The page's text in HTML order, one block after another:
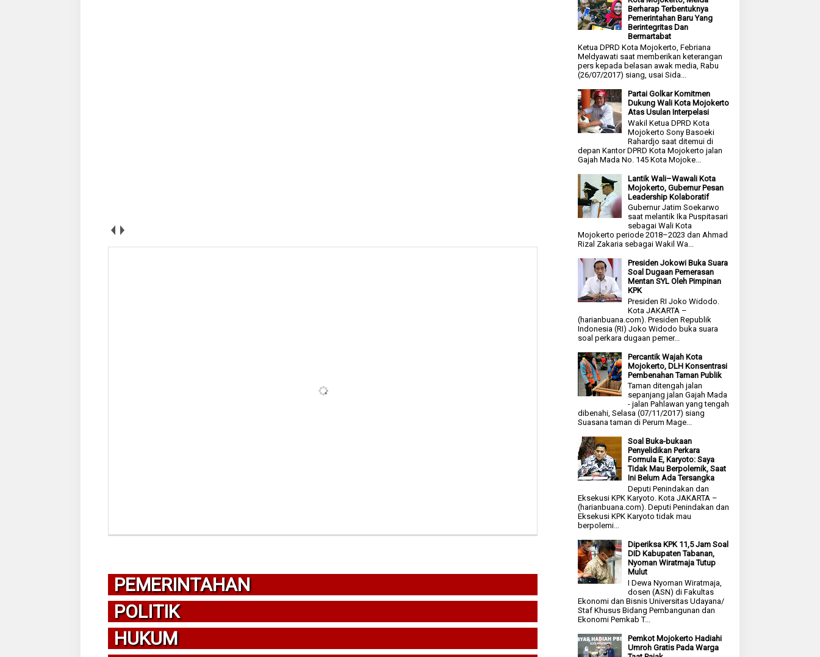
PEMERINTAHAN
POLITIK
HUKUM
Berharap Terbentuknya
Pemerintahan Baru Yang
Berintegritas Dan
Bermartabat
Ketua DPRD Kota Mojokerto, Febriana
Meldyawati saat memberikan keterangan
pers kepada belasan awak media, Rabu
(26/07/2017) siang, usai Sida...
Partai Golkar Komitmen
Dukung Wali Kota Mojokerto
Atas Usulan Interpelasi
Wakil Ketua DPRD Kota
Mojokerto Sony Basoeki
Rahardjo saat ditemui di
depan Kantor DPRD Kota Mojokerto jalan
Gajah Mada No. 145 Kota Mojoke...
Lantik Wali–Wawali Kota
Mojokerto, Gubernur Pesan
Leadership Kolaboratif
Gubernur Jatim Soekarwo
saat melantik Ika Puspitasari
sebagai Wali Kota
Mojokerto periode 2018–2023 dan Ahmad
Rizal Zakaria sebagai Wakil Wa...
Presiden Jokowi Buka Suara
Soal Dugaan Pemerasan
Mentan SYL Oleh Pimpinan
KPK
Presiden RI Joko Widodo.
Kota JAKARTA –
(harianbuana.com). Presiden Republik
Indonesia (RI) Joko Widodo buka suara
soal perkara dugaan pemer...
Percantik Wajah Kota
Mojokerto, DLH Konsentrasi
Pembenahan Taman Publik
Taman ditengah jalan
sepanjang jalan Gajah Mada
- jalan Pahlawan yang tengah
dibenahi, Selasa (07/11/2017) siang
Suasana taman di Perum Mage...
Soal Buka-bukaan
Penyelidikan Perkara
Formula E, Karyoto: Saya
Tidak Mau Berpolemik, Saat
Ini Belum Ada Tersangka
Deputi Penindakan dan
Eksekusi KPK Karyoto. Kota JAKARTA –
(harianbuana.com). Deputi Penindakan dan
Eksekusi KPK Karyoto tidak mau
berpolemi...
Diperiksa KPK 11,5 Jam Soal
DID Kabupaten Tabanan,
Nyoman Wiratmaja Tutup
Mulut
I Dewa Nyoman Wiratmaja,
dosen (ASN) di Fakultas
Ekonomi dan Bisnis Universitas Udayana/
Staf Khusus Bidang Pembangunan dan
Ekonomi Pemkab T...
Pemkot Mojokerto Hadiahi
Umroh Gratis Pada Warga